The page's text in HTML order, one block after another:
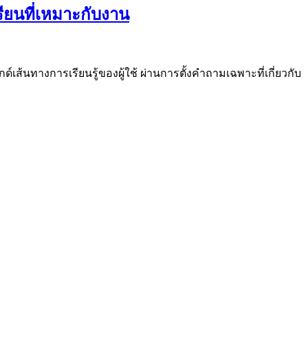
นที่เหมาะกับงาน
ด์เส้นทางการเรียนรู้ของผู้ใช้ ผ่านการตั้งคำถามเฉพาะที่เกี่ยวกับ